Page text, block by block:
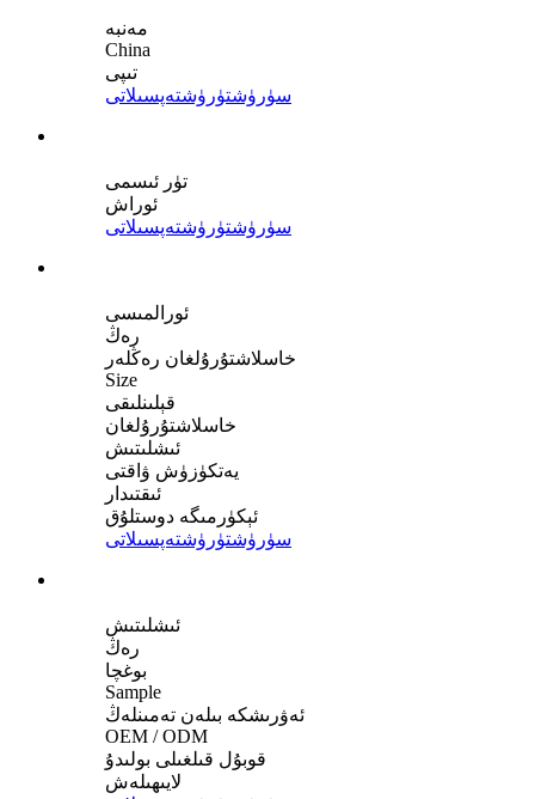
مەنبە
China
تىپى
سۈرۈشتۈرۈشتەپسىلاتى
تۈر ئىسمى
ئوراش
سۈرۈشتۈرۈشتەپسىلاتى
ئورالمىسى
رەڭ
خاسلاشتۇرۇلغان رەڭلەر
Size
قېلىنلىقى
خاسلاشتۇرۇلغان
ئىشلىتىش
يەتكۈزۈش ۋاقتى
ئىقتىدار
ئېكۈرمىگە دوستلۇق
سۈرۈشتۈرۈشتەپسىلاتى
ئىشلىتىش
رەڭ
بوغچا
Sample
ئەۋرىشكە بىلەن تەمىنلەڭ
OEM / ODM
قوبۇل قىلغىلى بولىدۇ
لايىھىلەش